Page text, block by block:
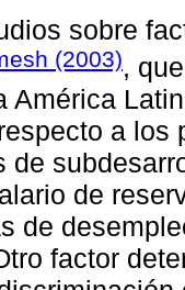
sobre
(2003),
América
a los
de
de
de
factor